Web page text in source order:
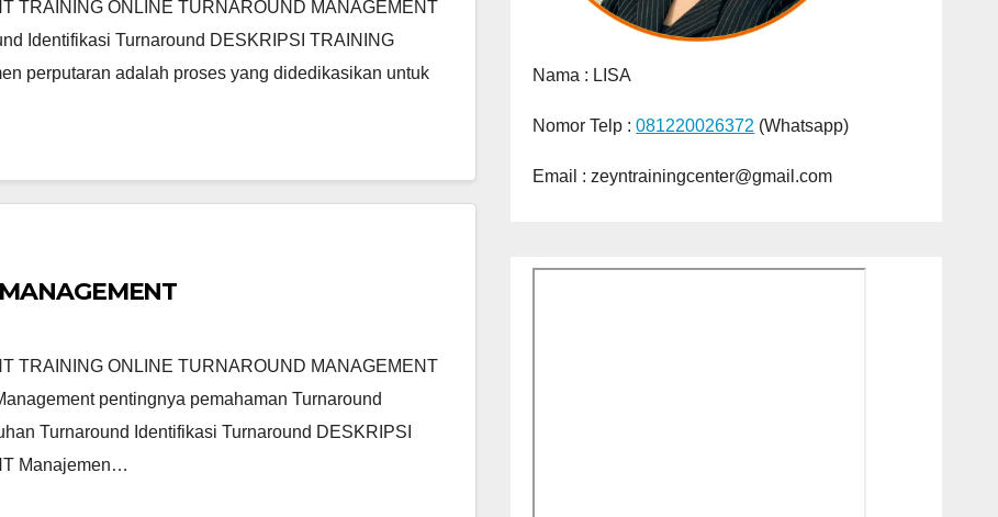
TRAINING ONLINE TURNAROUND MANAGEMENT
Identifikasi Turnaround DESKRIPSI TRAINING
perputaran adalah proses yang didedikasikan untuk
TRAINING ONLINE TURNAROUND MANAGEMENT
pentingnya pemahaman Turnaround
Turnaround Identifikasi Turnaround DESKRIPSI
Manajemen…
Nama : LISA
Nomor Telp :081220026372 (Whatsapp)
Email : zeyntrainingcenter@gmail.com